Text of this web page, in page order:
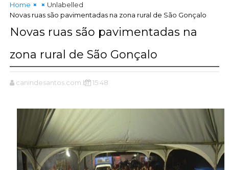
Home
Unlabelled
Novas ruas são pavimentadas na zona rural de São Gonçalo
Novas ruas são pavimentadas na
zona rural de São Gonçalo
canindesantos.com.br 15:48